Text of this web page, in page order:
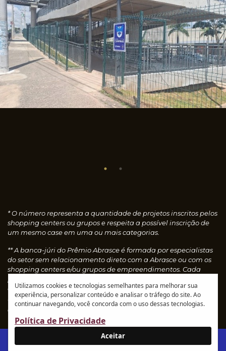
* O número representa a quantidade de projetos inscritos pelos
shopping centers ou grupos e respeita a possível inscrição de
um mesmo case em uma ou mais categorias.
** A banca-júri do Prêmio Abrasce é formada por especialistas
do setor sem relacionamento direto com a Abrasce ou com os
shopping centers e/ou grupos de empreendimentos. Cada
concedendo notas, que são calculadas automaticamente e
resultam nos vencedores de cada categoria.Leia o
regulamento
IR AO SITE ABRASCE
Utilizamos cookies e tecnologias semelhantes para melhorar sua
experiência, personalizar conteúdo e analisar o tráfego do site. Ao
continuar navegando, você concorda com o uso dessas tecnologias.
Política de Privacidade
Aceitar